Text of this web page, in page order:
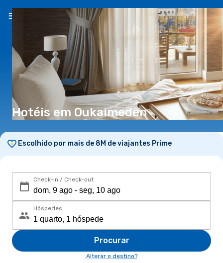
PT(€)
Hotéis em Oukaimeden
Escolhido por mais de 8M de viajantes Prime
Check-in / Check-out
Hóspedes
Procurar
Alterar o destino?